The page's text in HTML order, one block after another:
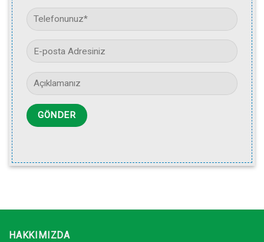
HAKKIMIZDA